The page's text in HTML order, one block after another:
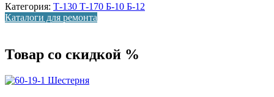
Категория: Т-130 Т-170 Б-10 Б-12
Каталоги для ремонта
Товар со скидкой %